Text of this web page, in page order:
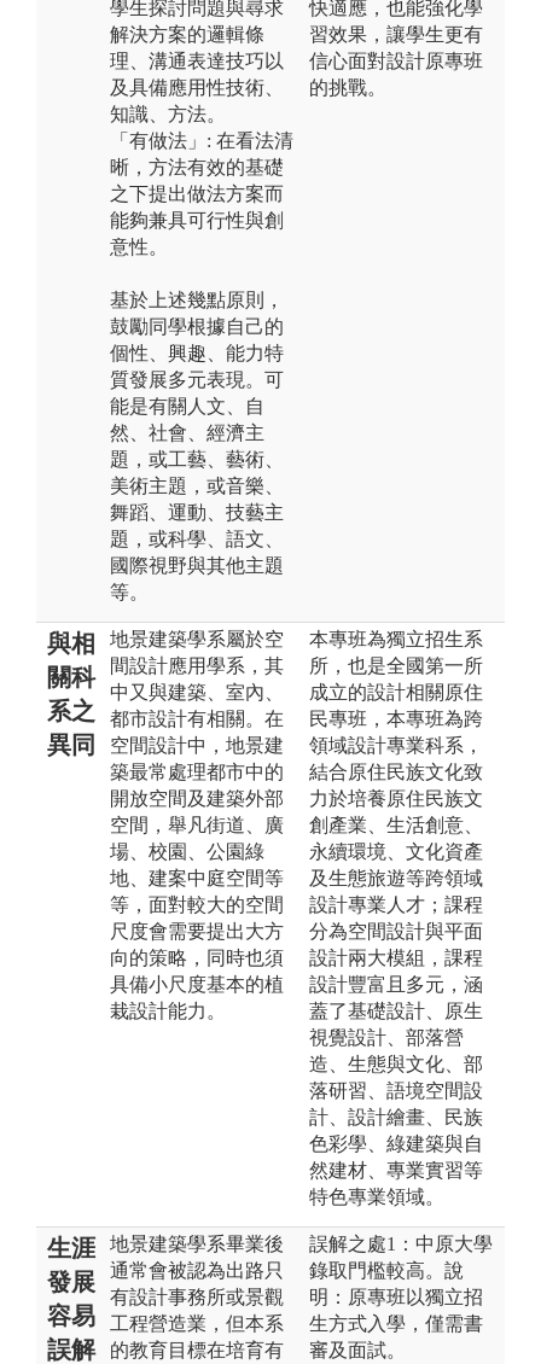
學生探討問題與尋求
解決方案的邏輯條
理、溝通表達技巧以
及具備應用性技術、
知識、方法。
「有做法」: 在看法清
晰，方法有效的基礎
之下提出做法方案而
能夠兼具可行性與創
意性。
基於上述幾點原則，
鼓勵同學根據自己的
個性、興趣、能力特
質發展多元表現。可
能是有關人文、自
然、社會、經濟主
題，或工藝、藝術、
美術主題，或音樂、
舞蹈、運動、技藝主
題，或科學、語文、
國際視野與其他主題
等。
快適應，也能強化學
習效果，讓學生更有
信心面對設計原專班
的挑戰。
與相
關科
系之
異同
地景建築學系屬於空
間設計應用學系，其
中又與建築、室內、
都市設計有相關。在
空間設計中，地景建
築最常處理都市中的
開放空間及建築外部
空間，舉凡街道、廣
場、校園、公園綠
地、建案中庭空間等
等，面對較大的空間
尺度會需要提出大方
向的策略，同時也須
具備小尺度基本的植
栽設計能力。
本專班為獨立招生系
所，也是全國第一所
成立的設計相關原住
民專班，本專班為跨
領域設計專業科系，
結合原住民族文化致
力於培養原住民族文
創產業、生活創意、
永續環境、文化資產
及生態旅遊等跨領域
設計專業人才；課程
分為空間設計與平面
設計兩大模組，課程
設計豐富且多元，涵
蓋了基礎設計、原生
視覺設計、部落營
造、生態與文化、部
落研習、語境空間設
計、設計繪畫、民族
色彩學、綠建築與自
然建材、專業實習等
特色專業領域。
生涯
發展
容易
誤解
地景建築學系畢業後
通常會被認為出路只
有設計事務所或景觀
工程營造業，但本系
的教育目標在培育有
誤解之處1：中原大學
錄取門檻較高。說
明：原專班以獨立招
生方式入學，僅需書
審及面試。